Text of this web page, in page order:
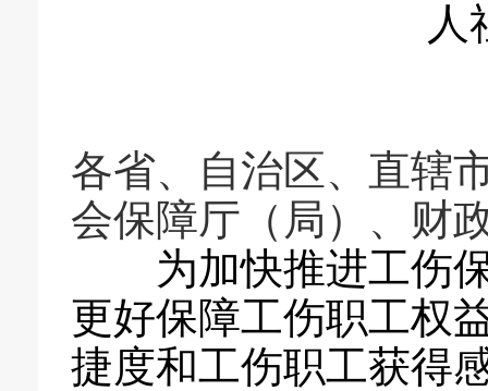
人社
各省、自治区、直辖
会保障厅（局）、财
为加快推进工伤保
更好保障工伤职工权
捷度和工伤职工获得